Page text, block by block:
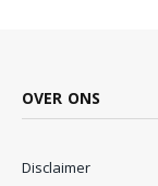
OVER ONS
Disclaimer